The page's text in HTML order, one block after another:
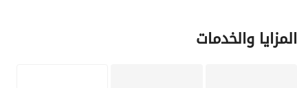
المزايا والخدمات